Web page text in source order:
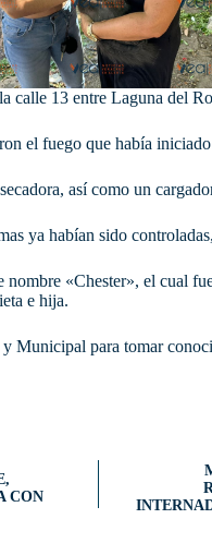
calle 13 entre Laguna del
el fuego que había
así como un
ya habían sido
«Chester», el cual
e hija.
Municipal para tomar
CON